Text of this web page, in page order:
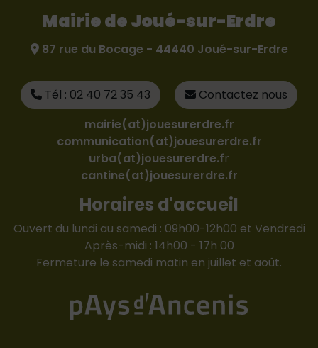
Mairie de Joué-sur-Erdre
87 rue du Bocage - 44440 Joué-sur-Erdre
Tél : 02 40 72 35 43
Contactez nous
mairie(at)jouesurerdre.fr
communication(at)jouesurerdre.fr
urba(at)jouesurerdre.fr
cantine(at)jouesurerdre.fr
Horaires d'accueil
Ouvert du lundi au samedi : 09h00-12h00 et Vendredi
Après-midi : 14h00 - 17h 00
Fermeture le samedi matin en juillet et août.